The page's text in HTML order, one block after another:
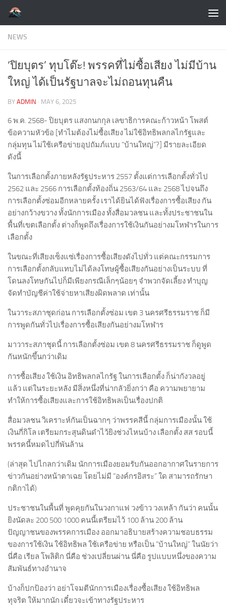
Skip to content
NEWS
‘ปิยบุตร’ ทุบโต๊ะ! พรรคที่ไม่ซื้อเสียง ไม่มีบ้าน
ใหญ่ ได้เป็นรัฐบาลจะไม่ถอนทุนคืน
BY ADMIN · MAY 6, 2025
6 พ.ค. 2568- ปิยบุตร แสงกนกกุล เลขาธิการคณะก้าวหน้า โพสต์
ข้อความหัวข้อ [ทำไมต้องไม่ซื้อเสียง ไม่ใช้อิทธิพลกลไกรัฐและ
กลุ่มทุน ไม่ใช้เครือข่ายอุปถัมภ์แบบ “บ้านใหญ่”?] มีรายละเอียด
ดังนี้
ในการเลือกตั้งภายหลังรัฐประหาร 2557 ตั้งแต่การเลือกตั้งทั่วไป
2562 และ 2566 การเลือกตั้งท้องถิ่น 2563/64 และ 2568 ไปจนถึง
การเลือกตั้งซ่อมอีกหลายครั้ง เราได้ยินได้ฟังเรื่องการซื้อเสียง กัน
อย่างกว้างขวาง ทั้งนักการเมือง ทั้งสื่อมวลชน และทั้งประชาชนใน
พื้นที่เขตเลือกตั้ง ต่างก็พูดถึงเรื่องการใช้เงินกันอย่างมโหฬารในการ
เลือกตั้ง
ในขณะที่เสียงเซ็งแซ่เรื่องการซื้อเสียงดังไปทั่ว แต่คณะกรรมการ
การเลือกตั้งกลับแทบไม่ได้ลงโทษผู้ซื้อเสียงกันอย่างเป็นระบบ ที่
โดนลงโทษกันไปก็มีเพียงกรณีเล็กๆน้อยๆ จำพวกจัดเลี้ยง ทำบุญ
จัดทำบัญชีค่าใช้จ่ายหาเสียงผิดพลาด เท่านั้น
ในวาระสภาชุดก่อน การเลือกตั้งซ่อม เขต 3 นครศรีธรรมราช ก็มี
การพูดกันทั่วไปเรื่องการซื้อเสียงกันอย่างมโหฬาร
มาวาระสภาชุดนี้ การเลือกตั้งซ่อม เขต 8 นครศรีธรรมราช ก็ดูพูด
กันหนักขึ้นกว่าเดิม
การซื้อเสียง ใช้เงิน อิทธิพลกลไกรัฐ ในการเลือกตั้ง ก็น่ากังวลอยู่
แล้ว แต่ในระยะหลัง มีสิ่งหนึ่งที่น่ากลัวยิ่งกว่า คือ ความพยายาม
ทำให้การซื้อเสียงและการใช้อิทธิพลเป็นเรื่องปกติ
สื่อมวลชน วิเคราะห์กันเป็นฉากๆ ว่าพรรคสีนี้ กลุ่มการเมืองนั้น ใช้
เงินกี่กิโล เตรียมกระสุนดินดำไว้ยิงช่วงไหนบ้าง เลือกตั้ง สส รอบนี้
พรรคนี้หมดไปกี่พันล้าน
(ล่าสุด ไปไกลกว่าเดิม นักการเมืองยอมรับกันออกอากาศในรายการ
ข่าวกันอย่างหน้าตาเฉย โดยไม่มี “องค์กรอิสระ” ใด สามารถรักษา
กติกาได้)
ประชาชนในพื้นที่ พูดคุยกันในวงกาแฟ วงข้าว วงเหล้า กันว่า คนนั้น
ยิงนัดละ 200 500 1000 คนนี้เตรียมไว้ 100 ล้าน 200 ล้าน
ปัญญาชนของพรรคการเมือง ออกมาอธิบายสร้างความชอบธรรม
ของการใช้เงิน ใช้อิทธิพล ใช้เครือข่าย หรือเป็น “บ้านใหญ่” ในนัยว่า
นี่คือ เรียล โพลิติก นี่คือ ช่วงเปลี่ยนผ่าน นี่คือ รูปแบบหนึ่งของความ
สัมพันธ์ทางอำนาจ
บ้างก็ปกป้องว่า อย่าโจมตีนักการเมืองเรื่องซื้อเสียง ใช้อิทธิพล
ทุจริต ให้มากนัก เดี๋ยวจะเข้าทางรัฐประหาร